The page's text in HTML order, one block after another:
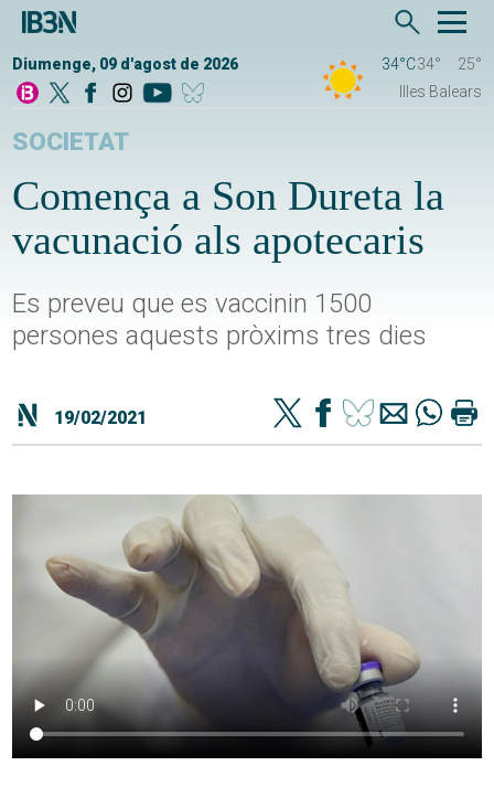
Diumenge, 09 d'agost de 2026 34°C34°
25°
Illes Balears
SOCIETAT
Comença a Son Dureta la
vacunació als apotecaris
Es preveu que es vaccinin 1500
persones aquests pròxims tres dies
19/02/2021